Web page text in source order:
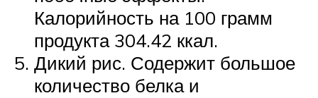
Калорийность на 100 грамм
продукта 304.42 ккал.
Дикий рис. Содержит большое
количество белка и